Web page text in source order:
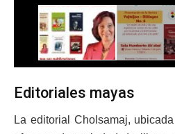
Editoriales mayas
La editorial Cholsamaj,